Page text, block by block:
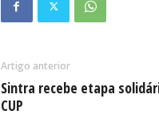
Artigo anterior
Sintra recebe etapa
CUP